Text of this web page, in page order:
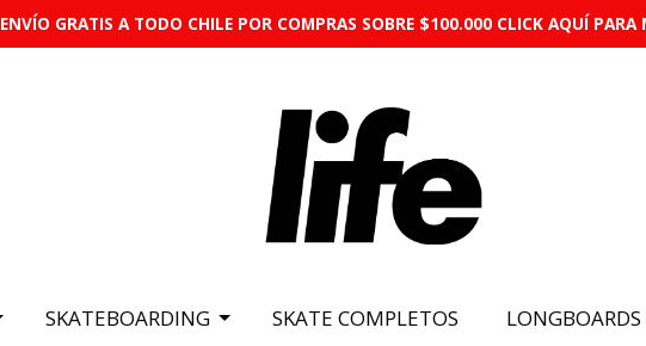
ENVÍO GRATIS A TODO CHILE POR COMPRAS SOBRE $100.000 CLICK AQUÍ PARA
SKATEBOARDING SKATE COMPLETOS LONGBOARDS